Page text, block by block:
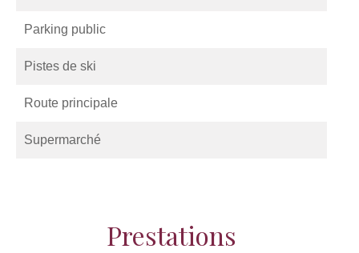
Parking public
Pistes de ski
Route principale
Supermarché
Prestations